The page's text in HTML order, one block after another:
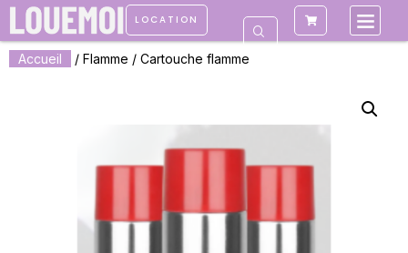
LOCATION
Accueil / Flamme / Cartouche flamme